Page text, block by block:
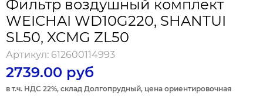
Фильтр воздушный комплект
WEICHAI WD10G220, SHANTUI
SL50, XCMG ZL50
Артикул: 612600114993
2739.00 руб
в т.ч. НДС 22%, склад Долгопрудный, цена ориентировочная